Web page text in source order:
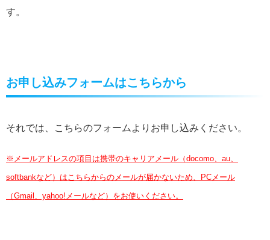
す。
お申し込みフォームはこちらから
それでは、こちらのフォームよりお申し込みください。
※メールアドレスの項目は携帯のキャリアメール（docomo、au、
softbankなど）はこちらからのメールが届かないため、PCメール
（Gmail、yahoo!メールなど）をお使いください。